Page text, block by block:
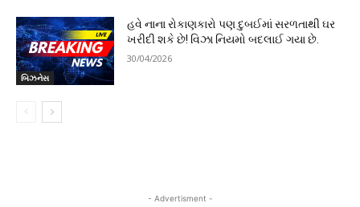
બિઝનેસ
હવે નાના રોકાણકારો પણ દુબઈમાં સરળતાથી ઘર
ખરીદી શકે છે! વિઝા નિયમો બદલાઈ ગયા છે.
30/04/2026
- Advertisment -